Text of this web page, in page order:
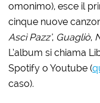
omonimo), esce il
cinque nuove
Ascì Pazz’, Guagliò,
L’album si chiama
Spotify o Youtube (
caso).